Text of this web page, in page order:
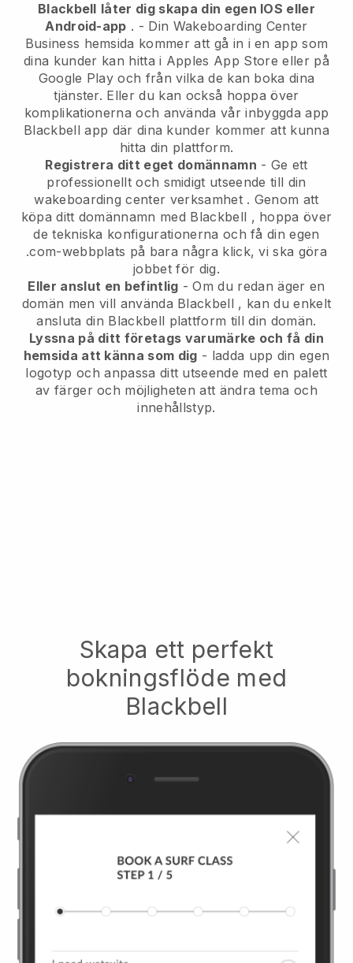
Blackbell låter dig skapa din egen IOS eller
Android-app . - Din Wakeboarding Center
Business hemsida kommer att gå in i en app som
dina kunder kan hitta i Apples App Store eller på
Google Play och från vilka de kan boka dina
tjänster. Eller du kan också hoppa över
komplikationerna och använda vår inbyggda app
Blackbell app där dina kunder kommer att kunna
hitta din plattform.
Registrera ditt eget domännamn - Ge ett
professionellt och smidigt utseende till din
wakeboarding center verksamhet. Genom att
köpa ditt domännamn med Blackbell , hoppa över
de tekniska konfigurationerna och få din egen
.com-webbplats på bara några klick, vi ska göra
jobbet för dig.
Eller anslut en befintlig - Om du redan äger en
domän men vill använda Blackbell , kan du enkelt
ansluta din Blackbell plattform till din domän.
Lyssna på ditt företags varumärke och få din
hemsida att känna som dig - ladda upp din egen
logotyp och anpassa ditt utseende med en palett
av färger och möjligheten att ändra tema och
innehållstyp.
Skapa ett perfekt
bokningsflöde med
Blackbell